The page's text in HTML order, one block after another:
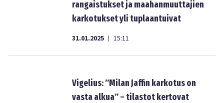
rangaistukset ja maahanmuuttajien
karkotukset yli tuplaantuivat
31.01.2025 | 15:11
Vigelius: ”Milan Jaffin karkotus on
vasta alkua” – tilastot kertovat